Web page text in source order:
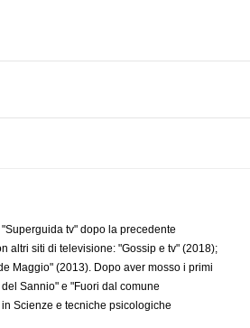
tv" dopo la precedente
altri siti di televisione: "Gossip e tv" (2018);
Maggio" (2013). Dopo aver mosso i primi
Sannio" e "Fuori dal comune
Scienze e tecniche psicologiche